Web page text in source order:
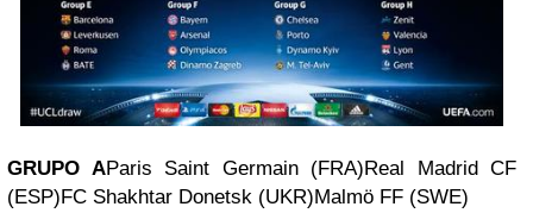
GRUPO AParis Saint Germain (FRA)Real Madrid CF
(ESP)FC Shakhtar Donetsk (UKR)Malmö FF (SWE)